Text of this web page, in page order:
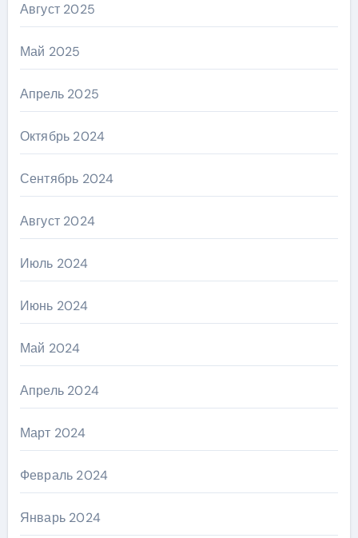
Август 2025
Май 2025
Апрель 2025
Октябрь 2024
Сентябрь 2024
Август 2024
Июль 2024
Июнь 2024
Май 2024
Апрель 2024
Март 2024
Февраль 2024
Январь 2024